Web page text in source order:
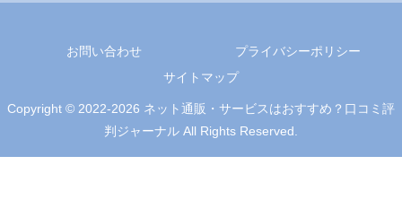
お問い合わせ
プライバシーポリシー
サイトマップ
Copyright © 2022-2026 ネット通販・サービスはおすすめ？口コミ評
判ジャーナル All Rights Reserved.